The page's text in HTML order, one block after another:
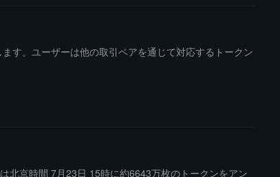
す。ユーザーは他の取引ペアを通じて対応するトークン
北京時間 7月23日 15時に約6643万枚のトークンをアン